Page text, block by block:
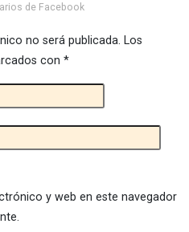
de Facebook
no será publicada. Los
con *
y web en este navegador